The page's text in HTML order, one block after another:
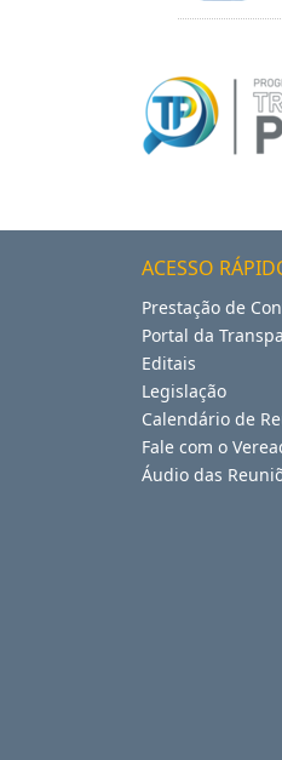
ACESSO
Prestação de
Portal da
Editais
Legislação
Calendário de
Fale com o
Áudio das